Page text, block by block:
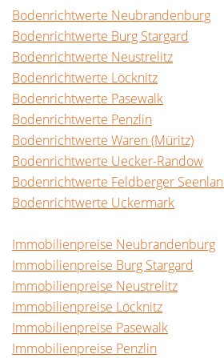
Bodenrichtwerte Neubrandenburg
Bodenrichtwerte Burg Stargard
Bodenrichtwerte Neustrelitz
Bodenrichtwerte Löcknitz
Bodenrichtwerte Pasewalk
Bodenrichtwerte Penzlin
Bodenrichtwerte Waren (Müritz)
Bodenrichtwerte Uecker-Randow
Bodenrichtwerte Feldberger
Bodenrichtwerte Uckermark
Immobilienpreise Neubrandenburg
Immobilienpreise Burg Stargard
Immobilienpreise Neustrelitz
Immobilienpreise Löcknitz
Immobilienpreise Pasewalk
Immobilienpreise Penzlin